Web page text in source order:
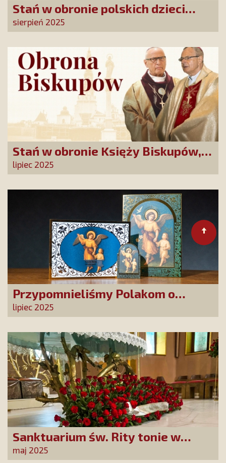
Stań w obronie polskich dzieci
przed DEPRAWACJĄ! Wielka akcja
billboardowa SKCh
sierpień 2025
Stań w obronie Księży Biskupów,
którzy mówią prawdę!
lipiec 2025
Przypomnieliśmy Polakom o
obecności Anioła Stróża!
lipiec 2025
Sanktuarium św. Rity tonie w
różach od polskich czcicieli!
maj 2025